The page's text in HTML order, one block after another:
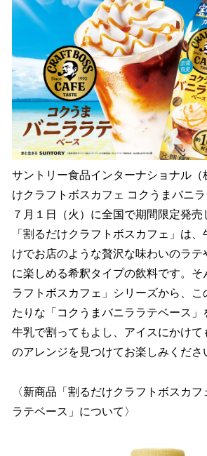
読
み
中
で
す
サントリー食品インターナショナル（
けクラフトボスカフェ コクうまバニラ
７月１日（火）に全国で期間限定発売
「割るだけクラフトボスカフェ」は
けでお店のような贅沢な味わいのラテ
に楽しめる希釈タイプの飲料です。そ
ラフトボスカフェ」シリーズから、こ
たりな「コクうまバニララテベース」
牛乳で割ってもよし、アイスにかけて
のアレンジを見つけてお楽しみくださ
〈新商品「割るだけクラフトボスカ
ラテベース」について〉